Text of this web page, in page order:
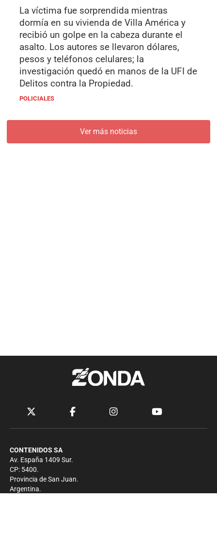
La víctima fue sorprendida mientras
dormía en su vivienda de Villa América y
recibió un golpe en la cabeza durante el
asalto. Los autores se llevaron dólares,
pesos y teléfonos celulares; la
investigación quedó en manos de la UFI de
Delitos contra la Propiedad.
POLICIALES
Ver más noticias
CONTENIDOS SA
Av. España 1409 Sur.
CP: 5400.
Provincia de San Juan.
Argentina.